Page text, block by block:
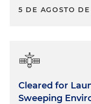
5 DE AGOSTO
Cleared for
Sweeping